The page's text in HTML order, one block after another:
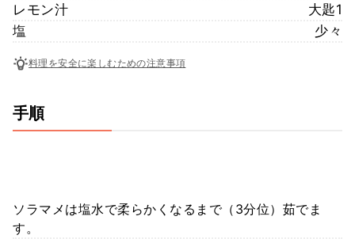
レモン汁
大匙1
塩
少々
料理を安全に楽しむための注意事項
手順
ソラマメは塩水で柔らかくなるまで（3分位）茹でま
す。